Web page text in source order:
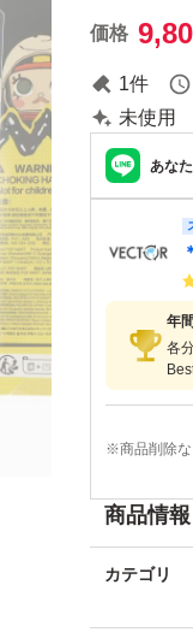
価格
1件
未使用
あな
年
各
※商品削除な
商品情報
カテゴリ